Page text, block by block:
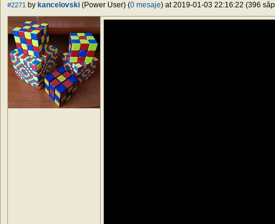
#2271 by kancelovski (Power User) (0 mesaje) at 2019-01-03 22:16:22 (396